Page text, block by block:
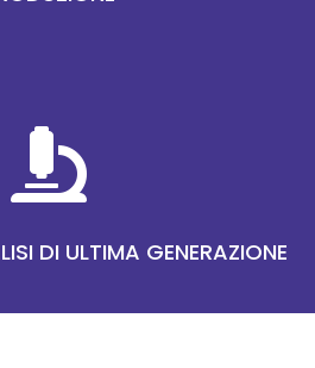

DI ULTIMA GENERAZIONE